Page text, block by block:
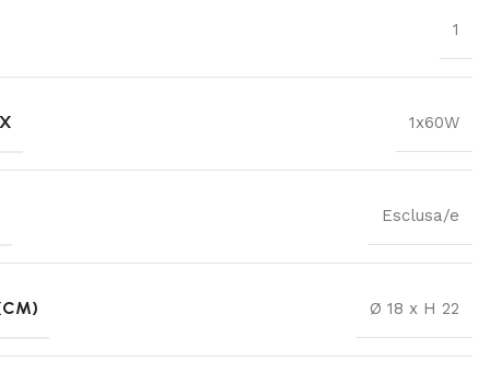
1
1x60W
Esclusa/e
Ø 18 x H 22